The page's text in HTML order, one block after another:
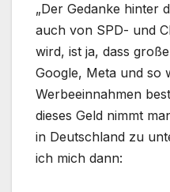
„Der Gedanke hinter
auch von SPD- und
wird, ist ja, dass
Google, Meta und so
Werbeeinnahmen
dieses Geld nimmt
in Deutschland zu
ich mich dann: